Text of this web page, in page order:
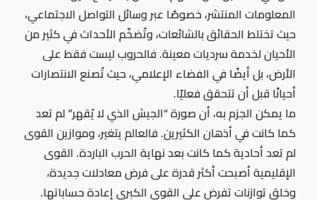
المعلومات المنتشر، خصوصًا عبر وسائل التواصل الاجتماعي،
حيث تختلط الحقائق بالشائعات، وتُضخّم الأحداث في كثير من
الأحيان لخدمة سرديات معينة. فالحروب ليست فقط على
الأرض، بل أيضًا في الفضاء الإعلامي، حيث تُصنع الانتصارات
أحيانًا قبل أن تتحقق فعليًا.
ما يمكن الجزم به، أن صورة “الجيش الذي لا يُقهر” لم تعد
كما كانت في أذهان الكثيرين. فالعالم يتغير، وموازين القوى
لم تعد أحادية كما كانت بعد نهاية الحرب الباردة. القوى
الإقليمية أصبحت أكثر قدرة على فرض معادلات جديدة،
وخلق توازنات تفرض على القوى الكبرى إعادة حساباتها.